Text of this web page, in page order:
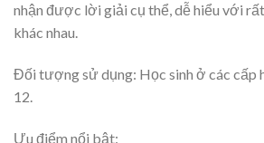
nhận được lời giải cụ thể, dễ hiểu với
khác nhau.
Đối tượng sử dụng: Học sinh ở các cấp
12.
Ưu điểm nổi bật: